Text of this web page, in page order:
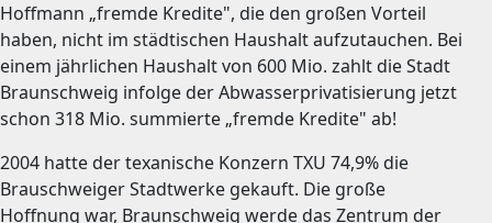
Hoffmann „fremde Kredite", die den großen Vorteil
haben, nicht im städtischen Haushalt aufzutauchen. Bei
einem jährlichen Haushalt von 600 Mio. zahlt die Stadt
Braunschweig infolge der Abwasserprivatisierung jetzt
schon 318 Mio. summierte „fremde Kredite" ab!
2004 hatte der texanische Konzern TXU 74,9% die
Brauschweiger Stadtwerke gekauft. Die große
Hoffnung war, Braunschweig werde das Zentrum der